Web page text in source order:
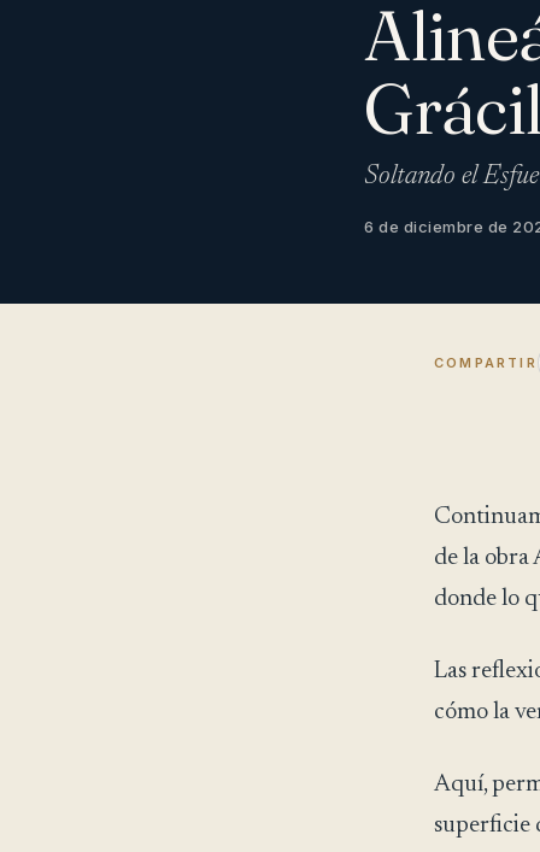
Soltando el
6 de diciembre de
COMPARTIR
de la obra
donde lo
Las
cómo la
Aquí,
superficie